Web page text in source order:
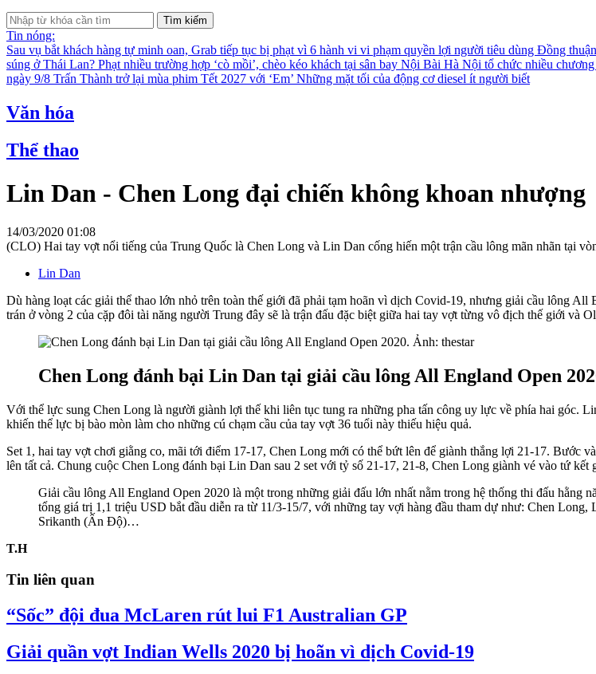
Tìm kiếm
Tin nóng:
Sau vụ bắt khách hàng tự minh oan, Grab tiếp tục bị phạt vì 6 hành vi vi phạm quyền lợi người tiêu dùng Đồng
súng ở Thái Lan? Phạt nhiều trường hợp ‘cò mồi’, chèo kéo khách tại sân bay Nội Bài Hà Nội tổ chức nhiều
ngày 9/8 Trấn Thành trở lại mùa phim Tết 2027 với ‘Em’ Những mặt tối của động cơ diesel ít người biết
Văn hóa
Thể thao
Lin Dan - Chen Long đại chiến không khoan nhượng
14/03/2020 01:08
(CLO) Hai tay vợt nổi tiếng của Trung Quốc là Chen Long và Lin Dan cống hiến một trận cầu lông mãn nhãn tại
Lin Dan
Dù hàng loạt các giải thể thao lớn nhỏ trên toàn thế giới đã phải tạm hoãn vì dịch Covid-19, nhưng giải cầu lông
trán ở vòng 2 của cặp đôi tài năng người Trung đây sẽ là trận đấu đặc biệt giữa hai tay vợt từng vô địch thế giới và
Chen Long đánh bại Lin Dan tại giải cầu lông All England Open
Với thể lực sung Chen Long là người giành lợi thế khi liên tục tung ra những pha tấn công uy lực về phía hai góc.
khiến thể lực bị bào mòn làm cho những cú chạm cầu của tay vợt 36 tuổi này thiếu hiệu quả.
Set 1, hai tay vợt chơi giằng co, mãi tới điểm 17-17, Chen Long mới có thể bứt lên để giành thắng lợi 21-17. Bước
lên tất cả. Chung cuộc Chen Long đánh bại Lin Dan sau 2 set với tỷ số 21-17, 21-8, Chen Long giành vé vào tứ kết
Giải cầu lông All England Open 2020 là một trong những giải đấu lớn nhất nằm trong hệ thống thi đấu
tổng giá trị 1,1 triệu USD bắt đầu diễn ra từ 11/3-15/7, với những tay vợi hàng đầu tham dự như: Chen
Srikanth (Ấn Độ)…
T.H
Tin liên quan
“Sốc” đội đua McLaren rút lui F1 Australian GP
Giải quần vợt Indian Wells 2020 bị hoãn vì dịch Covid-19